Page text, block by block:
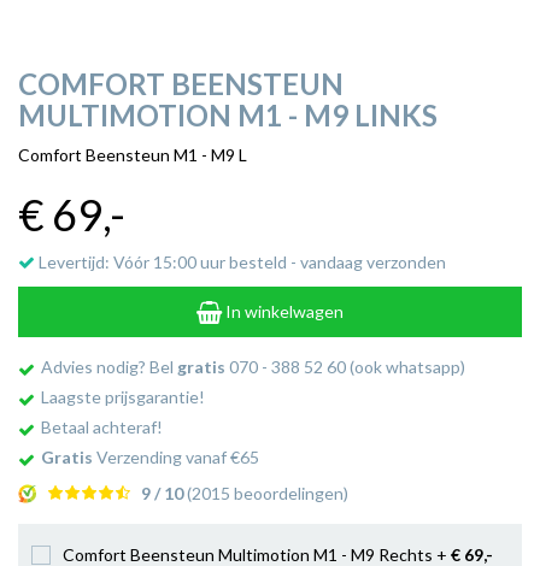
COMFORT BEENSTEUN
MULTIMOTION M1 - M9 LINKS
Comfort Beensteun M1 - M9 L
€ 69,-
Levertijd: Vóór 15:00 uur besteld - vandaag verzonden
In winkelwagen
Advies nodig? Bel gratis 070 - 388 52 60 (ook whatsapp)
Laagste prijsgarantie!
Betaal achteraf!
Gratis Verzending vanaf €65
9 / 10(2015 beoordelingen)
Comfort Beensteun Multimotion M1 - M9 Rechts + € 69,-